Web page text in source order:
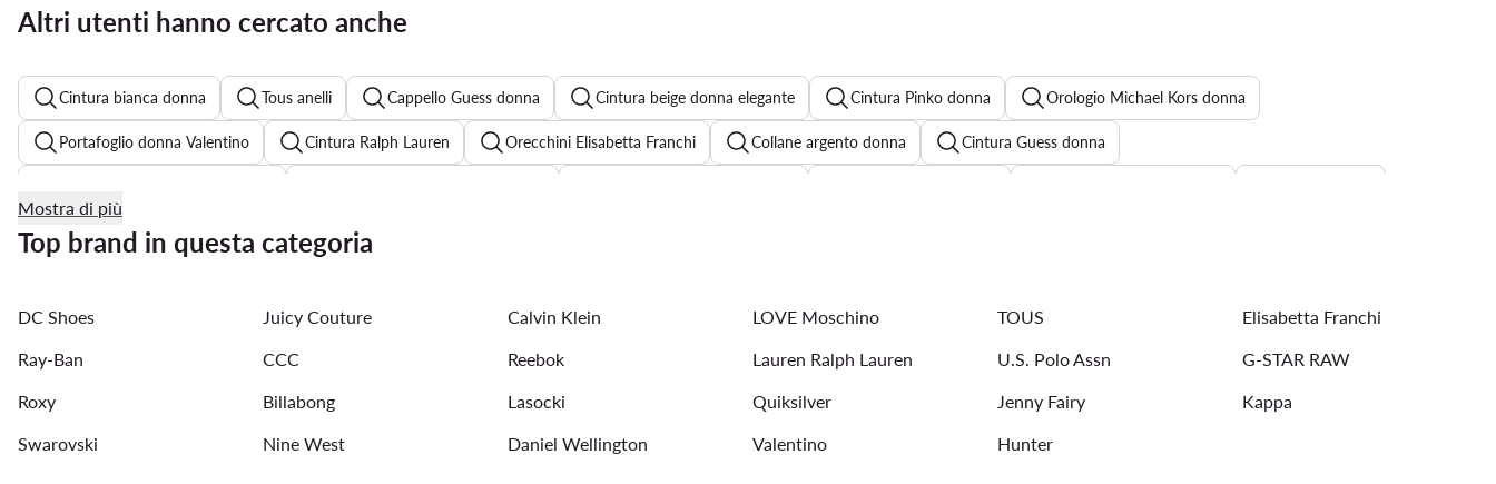
Altri utenti hanno cercato anche
Cintura bianca donna Tous anelli Cappello Guess donna Cintura beige donna elegante Cintura Pinko donna Orologio Michael Kors donna
Portafoglio donna Valentino Cintura Ralph Lauren Orecchini Elisabetta Franchi Collane argento donna Cintura Guess donna
Casio donna Elisabetta Franchi gioielli
Mostra di più
Top brand in questa categoria
DC Shoes Juicy Couture Calvin Klein LOVE Moschino TOUS
Elisabetta Franchi
Ray-Ban
CCC Reebok Lauren Ralph Lauren U.S. Polo Assn
G-STAR RAW
Roxy
Billabong Lasocki Quiksilver Jenny Fairy
Kappa
Swarovski
Nine West Daniel Wellington Valentino Hunter